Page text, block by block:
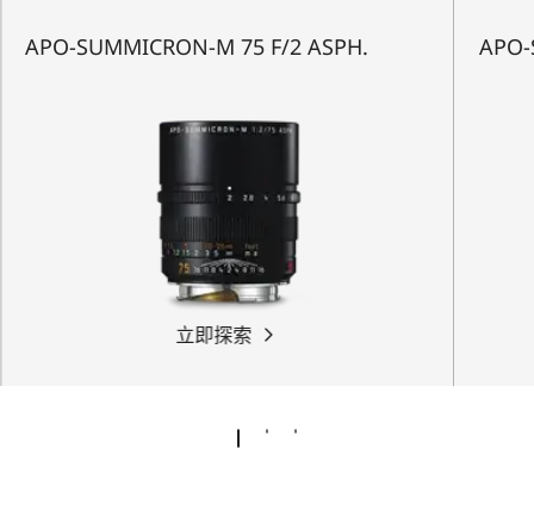
APO-SUMMICRON-M 75 F/2 ASPH.
立即探索